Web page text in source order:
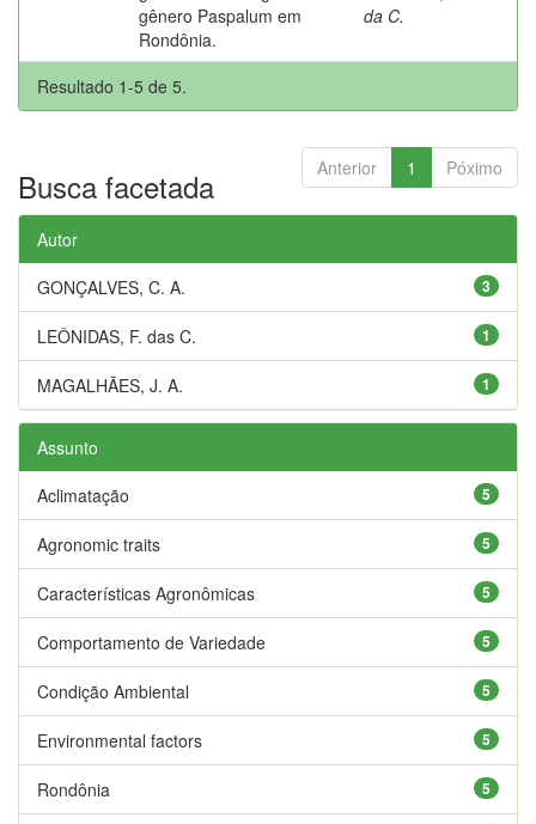
gênero Paspalum em
Rondônia.
da C.
Resultado 1-5 de 5.
Anterior 1 Póximo
Busca facetada
Autor
3
GONÇALVES, C. A.
1
LEÔNIDAS, F. das C.
1
MAGALHÃES, J. A.
Assunto
5
Aclimatação
5
Agronomic traits
5
Características Agronômicas
5
Comportamento de Variedade
5
Condição Ambiental
5
Environmental factors
5
Rondônia